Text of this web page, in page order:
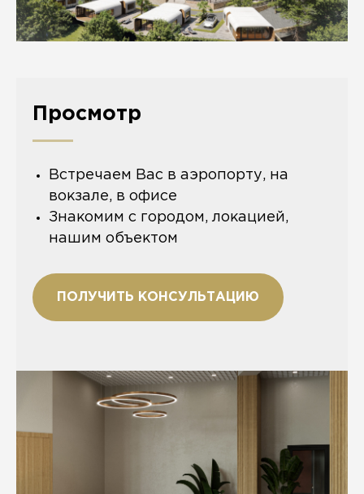
Просмотр
Встречаем Вас в аэропорту, на
вокзале, в офисе
Знакомим с городом, локацией,
нашим объектом
ПОЛУЧИТЬ КОНСУЛЬТАЦИЮ